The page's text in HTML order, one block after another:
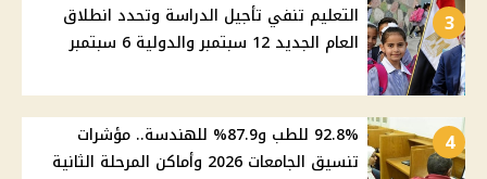
3
التعليم تنفي تأجيل الدراسة وتحدد انطلاق
العام الجديد 12 سبتمبر والدولية 6 سبتمبر
4
92.8% للطب و87.9% للهندسة.. مؤشرات
تنسيق الجامعات 2026 وأماكن المرحلة الثانية